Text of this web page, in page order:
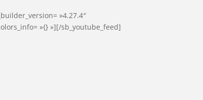
»4.27.4″
»{} »][/sb_youtube_feed]